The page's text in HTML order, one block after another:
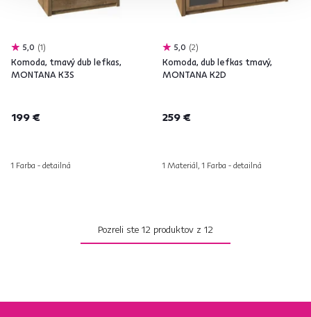
5,0 1
Komoda, tmavý dub lefkas,
MONTANA K3S
199 €
1 Farba - detailná
5,0 2
Komoda, dub lefkas tmavý,
MONTANA K2D
259 €
1 Materiál, 1 Farba - detailná
Pozreli ste 12 produktov z 12